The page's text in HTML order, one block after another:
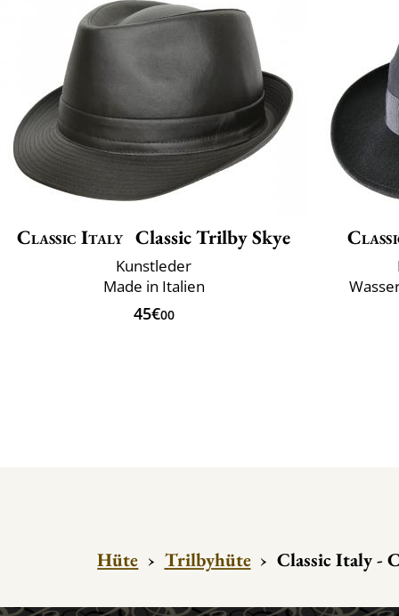
Classic Italy Classic Trilby Skye
Kunstleder
Made in Italien
45€00
Hüte › Trilbyhüte › Classic Italy -